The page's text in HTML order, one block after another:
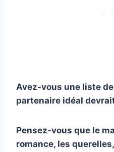
Avez-vous une liste
partenaire idéal
Pensez-vous que le
romance, les